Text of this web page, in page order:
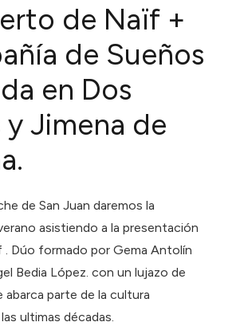
de Naïf +
de Sueños
en Dos
y Jimena de
de San Juan daremos la
asistiendo a la presentación
Dúo formado por Gema Antolín
Bedia López. con un lujazo de
abarca parte de la cultura
ultimas décadas.